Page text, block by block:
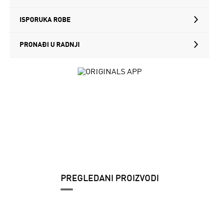
ISPORUKA ROBE
PRONAĐI U RADNJI
PREGLEDANI PROIZVODI